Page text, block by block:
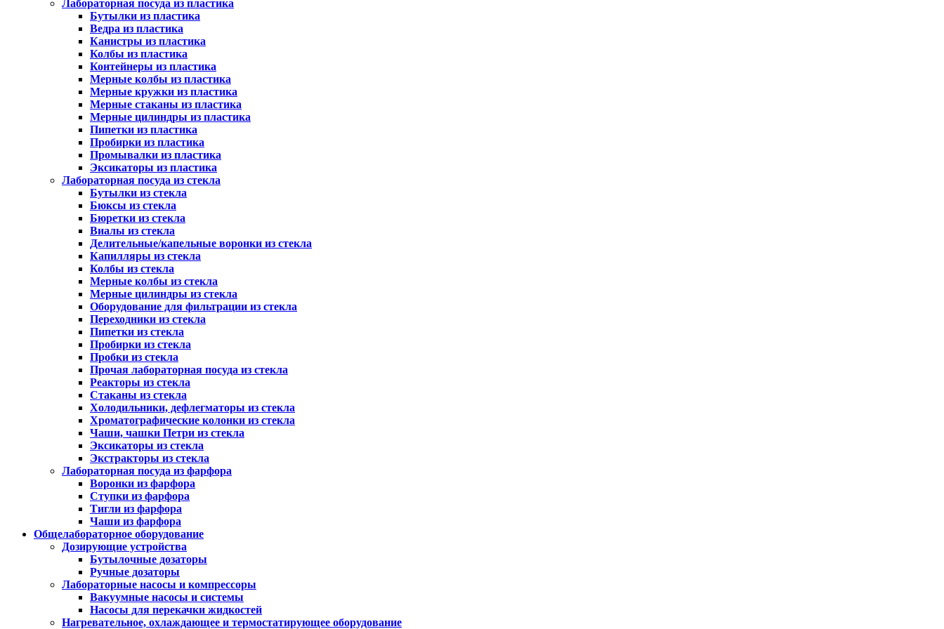
Лабораторная посуда из пластика
Бутылки из пластика
Ведра из пластика
Канистры из пластика
Колбы из пластика
Контейнеры из пластика
Мерные колбы из пластика
Мерные кружки из пластика
Мерные стаканы из пластика
Мерные цилиндры из пластика
Пипетки из пластика
Пробирки из пластика
Промывалки из пластика
Эксикаторы из пластика
Лабораторная посуда из стекла
Бутылки из стекла
Бюксы из стекла
Бюретки из стекла
Виалы из стекла
Делительные/капельные воронки из стекла
Капилляры из стекла
Колбы из стекла
Мерные колбы из стекла
Мерные цилиндры из стекла
Оборудование для фильтрации из стекла
Переходники из стекла
Пипетки из стекла
Пробирки из стекла
Пробки из стекла
Прочая лабораторная посуда из стекла
Реакторы из стекла
Стаканы из стекла
Холодильники, дефлегматоры из стекла
Хроматографические колонки из стекла
Чаши, чашки Петри из стекла
Эксикаторы из стекла
Экстракторы из стекла
Лабораторная посуда из фарфора
Воронки из фарфора
Ступки из фарфора
Тигли из фарфора
Чаши из фарфора
Общелабораторное оборудование
Дозирующие устройства
Бутылочные дозаторы
Ручные дозаторы
Лабораторные насосы и компрессоры
Вакуумные насосы и системы
Насосы для перекачки жидкостей
Нагревательное, охлаждающее и термостатирующее оборудование